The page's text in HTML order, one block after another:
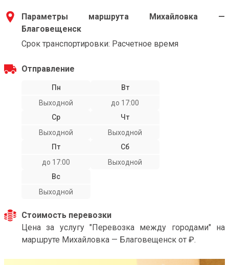
Параметры маршрута Михайловка —
Благовещенск
Срок транспортировки: Расчетное время
Отправление
Пн
Выходной
Вт
до 17:00
Ср
Выходной
Чт
Выходной
Пт
до 17:00
Сб
Выходной
Вс
Выходной
Стоимость перевозки
Цена за услугу "Перевозка между городами" на
маршруте Михайловка — Благовещенск от ₽.